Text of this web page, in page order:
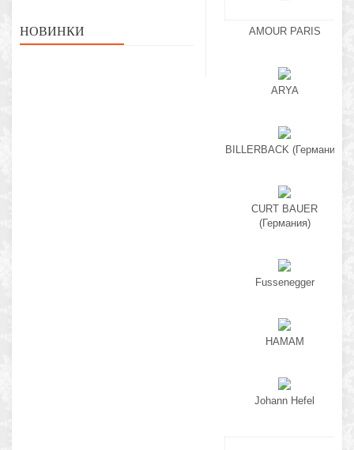
НОВИНКИ AMOUR PARIS
ARYA
BILLERBACK (Германия)
CURT BAUER
(Германия)
Fussenegger
HAMAM
Johann Hefel